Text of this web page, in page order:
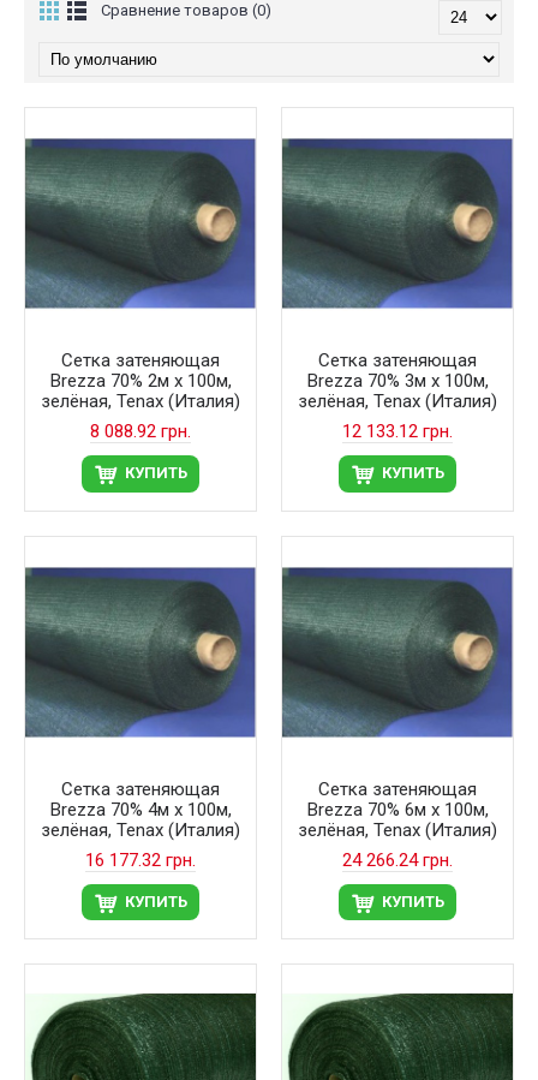
Сравнение товаров (0)
Сетка затеняющая
Brezza 70% 2м х 100м,
зелёная, Tenax (Италия)
8 088.92 грн.
КУПИТЬ
Сетка затеняющая
Brezza 70% 3м х 100м,
зелёная, Tenax (Италия)
12 133.12 грн.
КУПИТЬ
Сетка затеняющая
Brezza 70% 4м х 100м,
зелёная, Tenax (Италия)
16 177.32 грн.
КУПИТЬ
Сетка затеняющая
Brezza 70% 6м х 100м,
зелёная, Tenax (Италия)
24 266.24 грн.
КУПИТЬ